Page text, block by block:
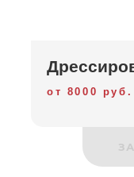
от 8000 руб.